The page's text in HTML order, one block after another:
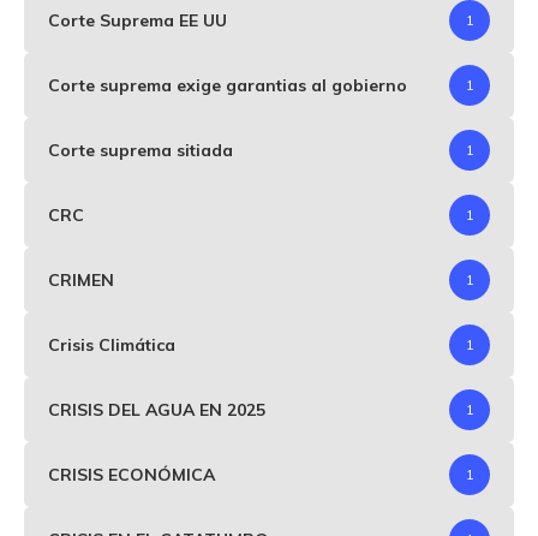
Corte Suprema EE UU 1
Corte suprema exige garantias al gobierno 1
Corte suprema sitiada 1
CRC 1
CRIMEN 1
Crisis Climática 1
CRISIS DEL AGUA EN 2025 1
CRISIS ECONÓMICA 1